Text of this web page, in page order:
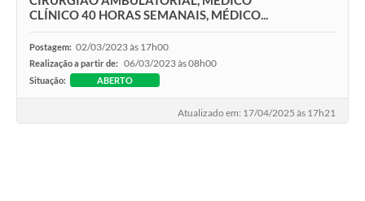
IPTU
Arquivos para Download
CLÍNICO 40 HORAS SEMANAIS, MÉDICO...
Postagem: 02/03/2023 às 17h00
Realização a partir de: 06/03/2023 às 08h00
Situação: ABERTO
Atualizado em: 17/04/2025 às 17h21